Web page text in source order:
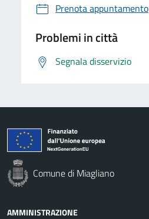
Prenota appuntamento
Problemi in città
Segnala disservizio
Comune di Miagliano
AMMINISTRAZIONE